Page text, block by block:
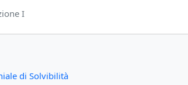
I
di Solvibilità